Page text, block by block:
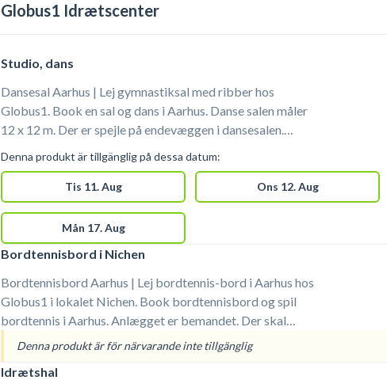
Globus1 Idrætscenter
Studio, dans
Dansesal Aarhus | Lej gymnastiksal med ribber hos
Globus1. Book en sal og dans i Aarhus. Danse salen måler
12 x 12 m. Der er spejle på endevæggen i dansesalen.
indendørs sko. Boldspil er ikke tilladt.
Denna produkt är tillgänglig på dessa datum:
Tis 11. Aug Ons 12. Aug
Mån 17. Aug
Bordtennisbord i Nichen
Bordtennisbord Aarhus | Lej bordtennis-bord i Aarhus hos
Globus1 i lokalet Nichen. Book bordtennisbord og spil
bordtennis i Aarhus. Anlægget er bemandet. Der skal
bruges indendørssko. Der er omklædningsrum. Prisen er
inkl. leje af bat og bolde.
Denna produkt är för närvarande inte tillgänglig
Idrætshal